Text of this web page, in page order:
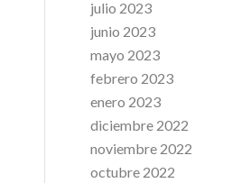
julio 2023
junio 2023
mayo 2023
febrero 2023
enero 2023
diciembre 2022
noviembre 2022
octubre 2022